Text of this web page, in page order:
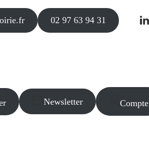
02 97 63 94 31
Newsletter Compte